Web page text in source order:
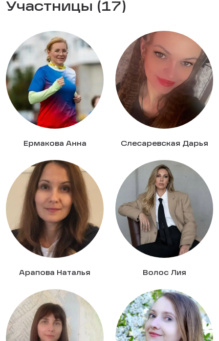
Участницы (17)
Ермакова Анна Слесаревская Дарья
Арапова Наталья Волос Лия